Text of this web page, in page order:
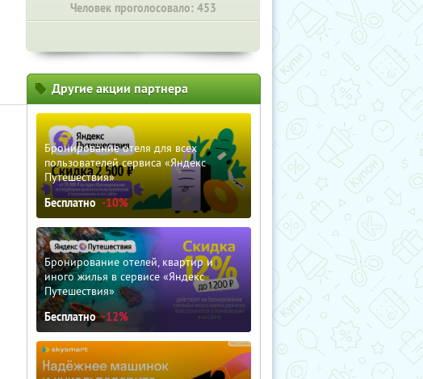
Человек проголосовало: 453
Другие акции партнера
Бронирование отеля для всех
пользователей сервиса «Яндекс
Путешествия»
Бесплатно -10%
Бронирование отелей, квартир и
иного жилья в сервисе «Яндекс
Путешествия»
Бесплатно -12%